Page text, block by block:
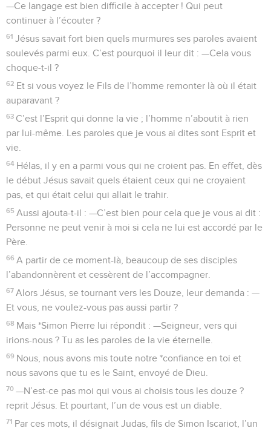
—Ce langage est bien difficile à accepter ! Qui peut
continuer à l’écouter ?
61 Jésus savait fort bien quels murmures ses paroles avaient
soulevés parmi eux. C’est pourquoi il leur dit : —Cela vous
choque-t-il ?
62 Et si vous voyez le Fils de l’homme remonter là où il était
auparavant ?
63 C’est l’Esprit qui donne la vie ; l’homme n’aboutit à rien
par lui-même. Les paroles que je vous ai dites sont Esprit et
vie.
64 Hélas, il y en a parmi vous qui ne croient pas. En effet, dès
le début Jésus savait quels étaient ceux qui ne croyaient
pas, et qui était celui qui allait le trahir.
65 Aussi ajouta-t-il : —C’est bien pour cela que je vous ai dit :
Personne ne peut venir à moi si cela ne lui est accordé par le
Père.
66 A partir de ce moment-là, beaucoup de ses disciples
l’abandonnèrent et cessèrent de l’accompagner.
67 Alors Jésus, se tournant vers les Douze, leur demanda : —
Et vous, ne voulez-vous pas aussi partir ?
68 Mais *Simon Pierre lui répondit : —Seigneur, vers qui
irions-nous ? Tu as les paroles de la vie éternelle.
69 Nous, nous avons mis toute notre *confiance en toi et
nous savons que tu es le Saint, envoyé de Dieu.
70 —N’est-ce pas moi qui vous ai choisis tous les douze ?
reprit Jésus. Et pourtant, l’un de vous est un diable.
71 Par ces mots, il désignait Judas, fils de Simon Iscariot, l’un